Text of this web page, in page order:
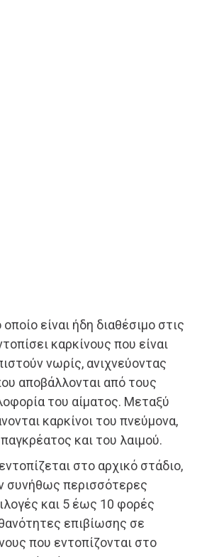
είναι ήδη διαθέσιμο στις
καρκίνους που είναι
νωρίς, ανιχνεύοντας
αποβάλλονται από τους
του αίματος. Μεταξύ
καρκίνοι του πνεύμονα,
και του λαιμού.
στο αρχικό στάδιο,
συνήθως περισσότερες
και 5 έως 10 φορές
επιβίωσης σε
που εντοπίζονται στο